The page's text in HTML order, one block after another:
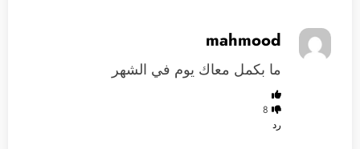
mahmood
‏ما بكمل معاك يوم في الشهر
8
رد